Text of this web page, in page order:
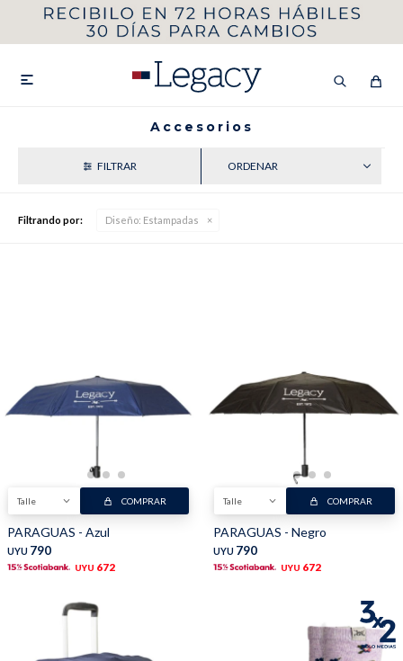

Accesorios
Filtrando por: Diseño: Estampadas
Talle COMPRAR
PARAGUAS - Azul
UYU 790
UYU 672
Talle COMPRAR
PARAGUAS - Negro
UYU 790
UYU 672
MI CUENTA
VER COLECCIÓN DE HOMBRE
Camperas